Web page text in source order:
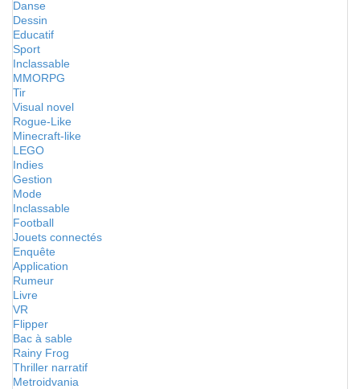
Danse
Dessin
Educatif
Sport
Inclassable
MMORPG
Tir
Visual novel
Rogue-Like
Minecraft-like
LEGO
Indies
Gestion
Mode
Inclassable
Football
Jouets connectés
Enquête
Application
Rumeur
Livre
VR
Flipper
Bac à sable
Rainy Frog
Thriller narratif
Metroidvania